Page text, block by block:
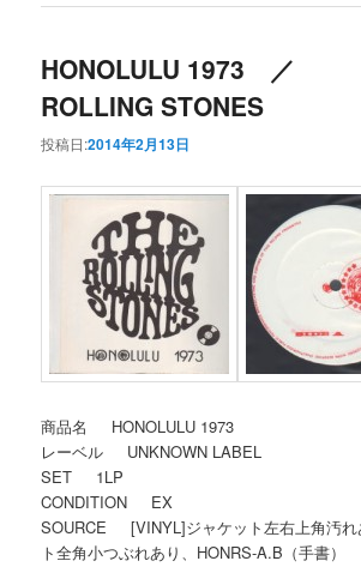
HONOLULU 1973 ／
ROLLING STONES
投稿日:2014年2月13日
商品名 HONOLULU 1973
レーベル UNKNOWN LABEL
SET 1LP
CONDITION EX
SOURCE [VINYL]ジャケット左右上角汚れ
ト全角小つぶれあり、HONRS-A.B（手書）